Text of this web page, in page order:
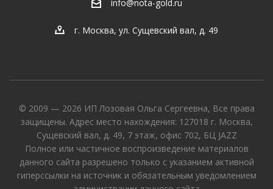
info@nota-gold.ru
г. Москва, ул. Сущевский вал, д. 49
© 2009 — 2026 ИП Лозовая Ольга Сергеевна, Все права
защищены. Адрес место нахождения: 127018 г. Москва,
Сущевский вал, д. 49, 7 этаж, офис 702, БЦ JAZZ
Полное или частичное воспроизведение материалов
данного сайта разрешено только с указанием активной
гиперссылки на источник и обязательным уведомлением